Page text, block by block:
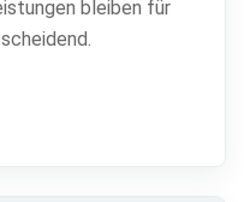
bleiben für